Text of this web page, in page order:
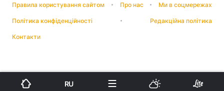
Правила користування сайтом Про нас Ми в соцмережах
Політика конфіденційності Редакційна політика
Контакти
RU